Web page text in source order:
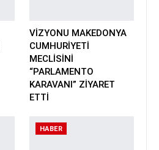
VİZYONU MAKEDONYA
CUMHURİYETİ
MECLİSİNİ
“PARLAMENTO
KARAVANI” ZİYARET
ETTİ
HABER